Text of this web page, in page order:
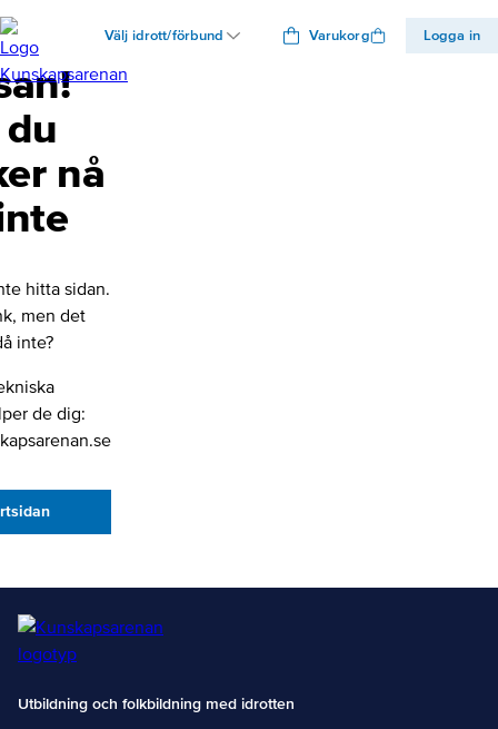
Välj idrott/förbund Varukorg Logga in
nå
hitta sidan.
men det
inte?
de dig:
Utbildning och folkbildning med idrotten